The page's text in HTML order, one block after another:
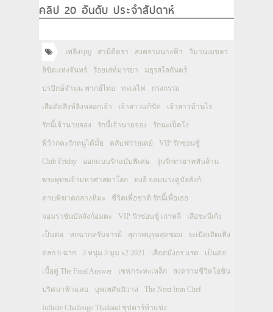
คลิป 20 อันดับ ประจำสัปดาห์
เพลิงบุญ สามีตีตรา สงครามนางฟ้า วิมานเมขลา
ลิขิตแห่งจันทร์ ร้อยเล่ห์มารยา มธุรสโลกันตร์
ปรปักษ์จำนน พากย์ไทย ทะเลไฟ กรงกรรม
เสือตัดสิงห์ลิงหลอกเจ้า เจ้าสาวแก้ขัด เจ้าสาวบ้านไร่
รักนี้เจ้านายจอง รักนี้เจ้านายจอง รักนะเป็ดโง่
พี่ว้ากคะรักหนูได้มั้ย คลับฟรายเดย์ VIP รักซ่อนชู้
Club Friday ออกแบบรักฉบับพิเศษ วุ่นรักทายาทพันล้าน
พระพุทธเจ้ามหาศาสดาโลก ทงอี จอมนางคู่บัลลังก์
ดาบพิฆาตกลางหิมะ ชีวิตเพื่อชาติ รักนี้เพื่อเธอ
จอมราชันบัลลังก์อมตะ VIP รักซ่อนชู้ เกาหลี เสือชะนีเก้ง
เป็นต่อ หกฉากครับจารย์ สุภาพบุรุษสุดซอย ระเบิดเถิดเทิง
ตลก 6 ฉาก 3 หนุ่ม 3 มุม x2 2021 เลือดมังกร แรด เป็นต่อ
เนื้อคู่ The Final Answer เชฟกระทะเหล็ก สงครามชีวิตโอชิน
ปริศนาฟ้าแลบ บุพเพสันนิวาส The Next Iron Chef
Infinite Challenge Thailand ซุปตาร์ท้าแข่ง